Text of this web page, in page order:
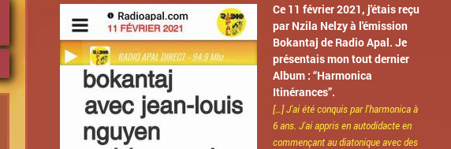
Ce 11 février 2021, j'étais reçu
par Nzila Nelzy à l'émission
Bokantaj de Radio Apal. Je
présentais mon tout dernier
Album : “Harmonica
Itinérances”.
[…] J'ai été conquis par l'harmonica à
6 ans. J'ai appris en autodidacte en
commençant au diatonique avec des